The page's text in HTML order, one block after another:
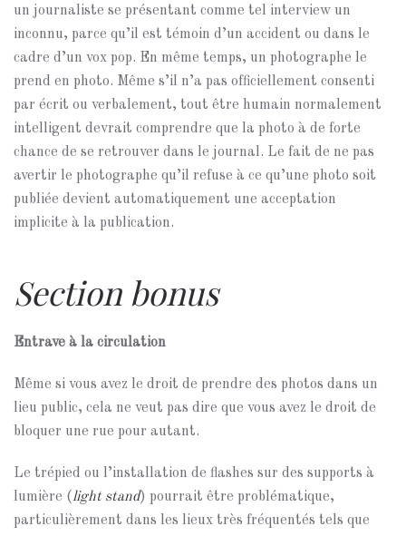
un journaliste se présentant comme tel interview un
inconnu, parce qu’il est témoin d’un accident ou dans le
cadre d’un vox pop. En même temps, un photographe le
prend en photo. Même s’il n’a pas officiellement consenti
par écrit ou verbalement, tout être humain normalement
intelligent devrait comprendre que la photo à de forte
chance de se retrouver dans le journal. Le fait de ne pas
avertir le photographe qu’il refuse à ce qu’une photo soit
publiée devient automatiquement une acceptation
implicite à la publication.
Section bonus
Entrave à la circulation
Même si vous avez le droit de prendre des photos dans un
lieu public, cela ne veut pas dire que vous avez le droit de
bloquer une rue pour autant.
Le trépied ou l’installation de flashes sur des supports à
lumière (light stand) pourrait être problématique,
particulièrement dans les lieux très fréquentés tels que